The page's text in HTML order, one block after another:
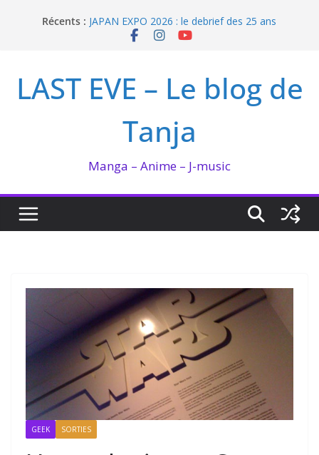
Récents : JAPAN EXPO 2026 : le debrief des 25 ans
Bilan lecture et visionnage de juillet 2026
Enomoto n’est pas un ange
LAST EVE – Le blog de
Tanja
Manga – Anime – J-music
GEEK SORTIES